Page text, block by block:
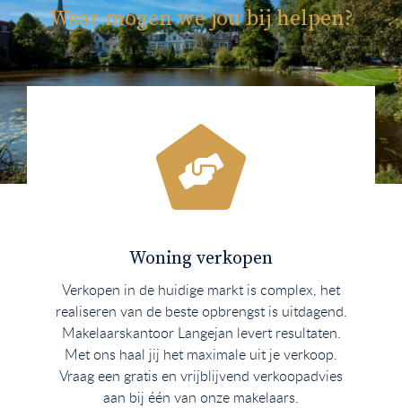
Waar mogen we jou bij helpen?
Woning verkopen
Verkopen in de huidige markt is complex, het
realiseren van de beste opbrengst is uitdagend.
Makelaarskantoor Langejan levert resultaten.
Met ons haal jij het maximale uit je verkoop.
Vraag een gratis en vrijblijvend verkoopadvies
aan bij één van onze makelaars.